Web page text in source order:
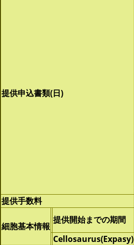
提供申込書類(日)
提供手数料
細胞基本情報
提供開始までの期間
Cellosaurus(Expasy)